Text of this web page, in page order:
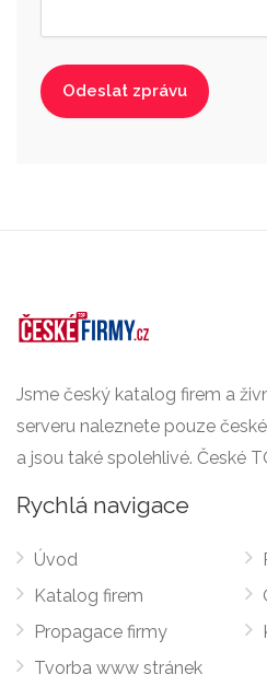
Jsme český katalog firem a
serveru naleznete pouze
a jsou také spolehlivé. České
Rychlá navigace
Úvod
Katalog firem
Propagace firmy
Tvorba www stránek